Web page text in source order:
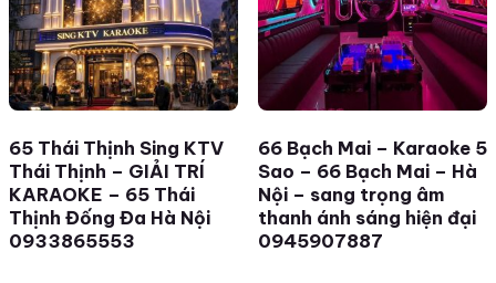
65 Thái Thịnh Sing KTV
Thái Thịnh – GIẢI TRÍ
KARAOKE – 65 Thái
Thịnh Đống Đa Hà Nội
0933865553
66 Bạch Mai – Karaoke 5
Sao – 66 Bạch Mai – Hà
Nội – sang trọng âm
thanh ánh sáng hiện đại
0945907887